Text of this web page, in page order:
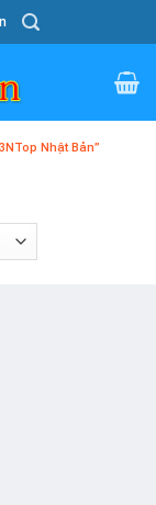
Nhật Bản”